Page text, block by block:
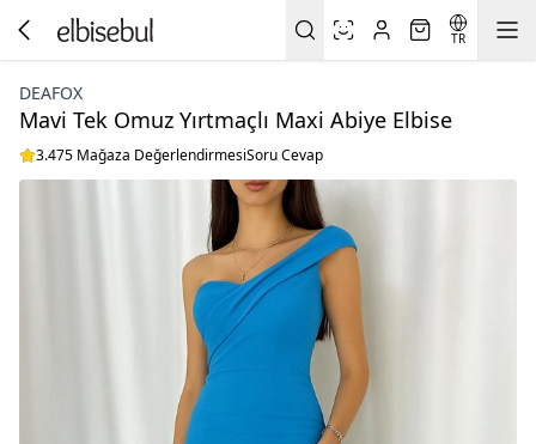
TR
DEAFOX
Mavi Tek Omuz Yırtmaçlı Maxi Abiye Elbise
3.475 Mağaza DeğerlendirmesiSoru Cevap